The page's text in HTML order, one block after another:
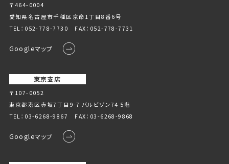
〒464-0004
愛知県名古屋市千種区京命1丁⽬8番6号
TEL： 052-778-7730 FAX：052-778-7731
Googleマップ
東京支店
〒107-0052
東京都港区赤坂7丁目9-7 バルビゾン74 5階
TEL： 03-6268-9867 FAX：03-6268-9868
Googleマップ